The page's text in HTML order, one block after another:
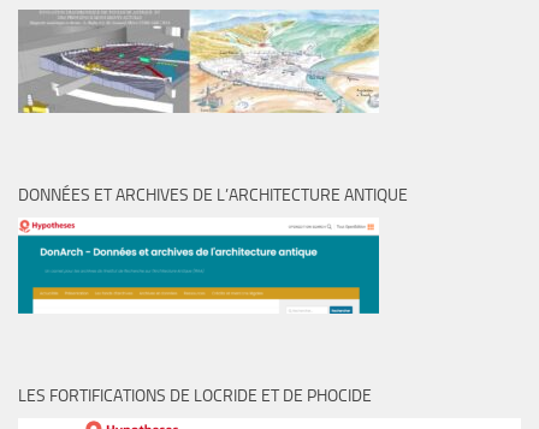
DONNÉES ET ARCHIVES DE L’ARCHITECTURE ANTIQUE
LES FORTIFICATIONS DE LOCRIDE ET DE PHOCIDE